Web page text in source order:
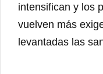
intensifican y los
vuelven más
levantadas las